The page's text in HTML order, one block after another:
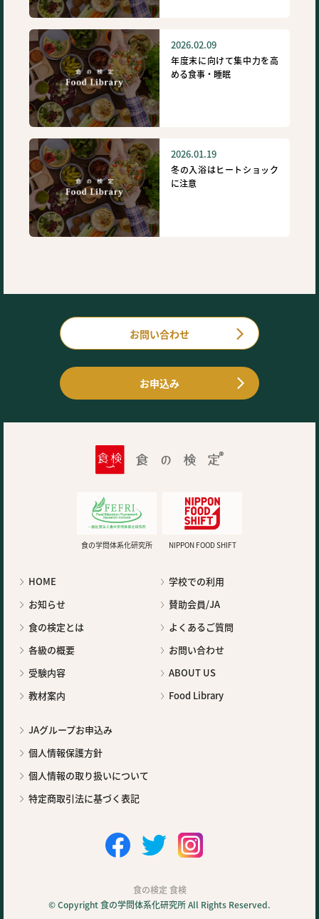
食の検定 食検
2026.02.09
年度末に向けて集中力を高
める食事・睡眠
2026.01.19
冬の入浴はヒートショック
に注意
お問い合わせ
お申込み
食の学問体系化研究所 NIPPON FOOD SHIFT
HOME
お知らせ
食の検定とは
各級の概要
受験内容
教材案内
学校での利用
賛助会員/JA
よくあるご質問
お問い合わせ
ABOUT US
Food Library
JAグループお申込み
個人情報保護方針
個人情報の取り扱いについて
特定商取引法に基づく表記
© Copyright 食の学問体系化研究所 All Rights Reserved.